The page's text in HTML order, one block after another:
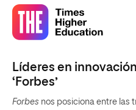
Líderes en
‘Forbes’
Forbes nos posiciona entre las